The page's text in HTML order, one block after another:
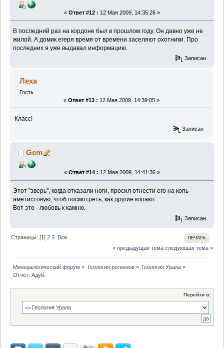
« Ответ #12 : 12 Мая 2009, 14:35:26 »
В последний раз на кордоне был в прошлом году. Он давно уже не
жилой. А домик егеря время от времени заселяют охотники. Про
последних я уже выдавал информацию.
Записан
Леха
Гость
« Ответ #13 : 12 Мая 2009, 14:39:05 »
Класс!
Записан
Gem
« Ответ #14 : 12 Мая 2009, 14:41:36 »
Этот "зверь", когда отказали ноги, просил отнести его на копь
аметистовую, чтоб посмотреть, как другие копают.
Вот это - любовь к камню.
Записан
ПЕЧАТЬ
Страницы: [1]2 3 Все
« предыдущая тема следующая тема »
Минералогический форум » Геология регионов» Геология Урала»
Отчёт: Адуй.
Перейти в: